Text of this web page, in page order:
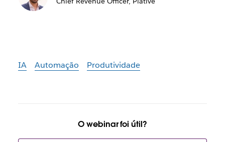
IA Automação Produtividade
O webinar foi útil?